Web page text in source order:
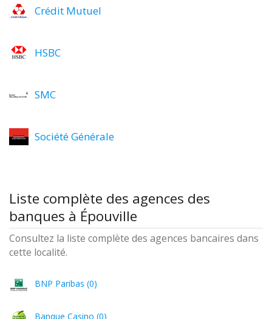
Crédit Mutuel
HSBC
SMC
Société Générale
Liste complète des agences des
banques à Épouville
Consultez la liste complète des agences bancaires dans
cette localité.
BNP Paribas (0)
Banque Casino (0)